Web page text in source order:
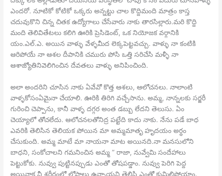
ఎందరో. నూటికో కోటికో ఒక్కరు అన్నట్టు చాల కొద్దిమంది మాత్రం కాస్త
చదువుకొని చిన్న చితక ఉద్యోగాలు చేసేవారు నాకు తారసిల్లారు.మరి కొద్ది
మంది తెలివితేటలు కలిగి ఊరికి ప్రెసిడెంట్, ఒక నియోజక వర్గానికి
యం.ఎల్.ఎ. అయిన వాళ్ళు వేళ్ళమీద లెక్కపెట్టవచ్చు. వాళ్ళు నా కంటికి
ఆరిపోయే నా ఆశల దీపానికి చమురు పోసి ఒత్తి సరిచేసి మళ్ళీ నా
ఆశాజ్యోతినివెలిగించిన దేవతలు వాళ్ళు అనిపించింది.
అలా అందరిని చూసిన నాకు ఏవేవో కొత్త ఆశలు, ఆలోచనలు. నాలాంటి
వాళ్ళకోసంఏమైనా చేయాలి. ఊరికి తిరిగి వచ్చేసాను. అమ్మ, నాన్నలకు సర్జరీ
గురించి చెప్పాను, కానీ వాళ్ళ దగ్గర అంత డబ్బు లేదని తెలుసు. ఏం
చెయ్యాలో తోచలేదు. ఆలోచనలతోనిద్ర పట్టేది కాదు నాకు. నేను పడే బాధ
ఎవరికి తెలిసిన తెలియక పోయిన మా అమ్మమాతృ హృదయం అర్ధం
చేసుకుంది. అమ్మ మాటే మా నాయనా మాట అయినది.నా మనసులోని
బాధని, సంకోచాలని గమనించిన అమ్మ ” రాజా, నువ్వేమి సందేహాలు
పెట్టుకోకు. నువ్వు పుట్టినప్పుడు ఎంతో తోషపడ్డాం. నువ్వు పెరిగి పెద్ద
అయినాక నీ శరీరంలో లోపాలు ఉన్నాయని తెలిసి ఎంతో కుమిలిపోయాం.